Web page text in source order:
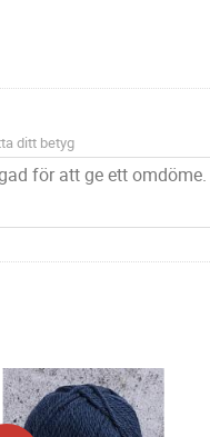
ditt betyg